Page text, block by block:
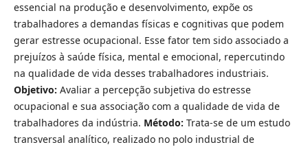
essencial na produção e desenvolvimento, expõe os
trabalhadores a demandas físicas e cognitivas que podem
gerar estresse ocupacional. Esse fator tem sido associado a
prejuízos à saúde física, mental e emocional, repercutindo
na qualidade de vida desses trabalhadores industriais.
Objetivo: Avaliar a percepção subjetiva do estresse
ocupacional e sua associação com a qualidade de vida de
trabalhadores da indústria. Método: Trata-se de um estudo
transversal analítico, realizado no polo industrial de